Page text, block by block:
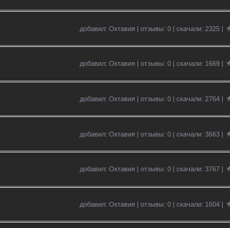
добавил: Октавия | отзывы: 0 | скачали: 2325 |
добавил: Октавия | отзывы: 0 | скачали: 1669 |
добавил: Октавия | отзывы: 0 | скачали: 2764 |
добавил: Октавия | отзывы: 0 | скачали: 3663 |
добавил: Октавия | отзывы: 0 | скачали: 3767 |
добавил: Октавия | отзывы: 0 | скачали: 1604 |